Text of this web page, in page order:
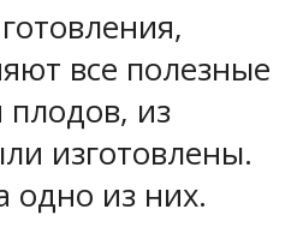
все полезные
плодов, из
изготовлены.
одно из них.